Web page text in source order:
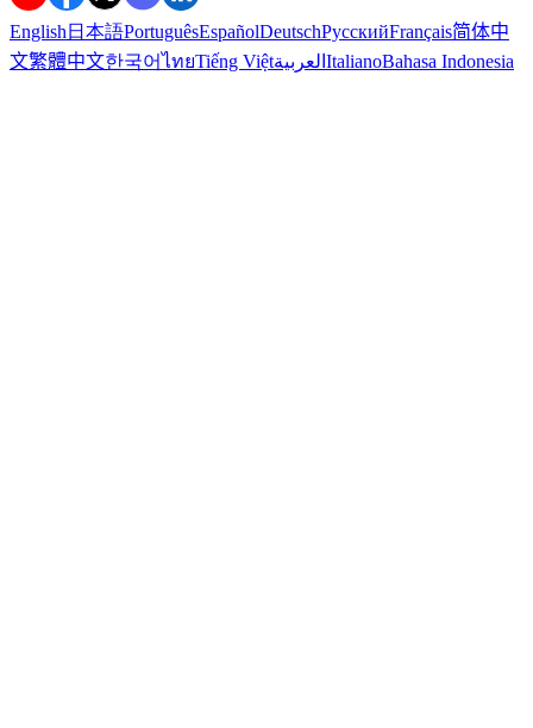
English 日本語PortuguêsEspañolDeutschРусскийFrançais简体中
文繁體中文한국어ไทยTiếng Việtالعربية ItalianoBahasa Indonesia